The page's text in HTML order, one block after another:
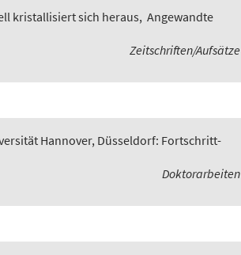
kristallisiert sich heraus, Angewandte
Zeitschriften/Aufsätze
Hannover, Düsseldorf: Fortschritt-
Doktorarbeiten